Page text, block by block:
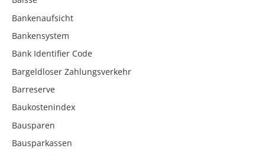
Bankenaufsicht
Bankensystem
Bank Identifier Code
Bargeldloser Zahlungsverkehr
Barreserve
Baukostenindex
Bausparen
Bausparkassen